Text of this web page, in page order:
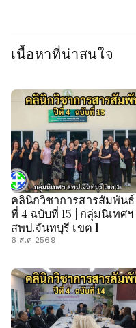
เนื้อหาที่น่าสนใจ
คลินิกวิชาการสารสัมพัน
ที่ 4 ฉบับที่ 15 | กลุ่มนิเทศฯ
สพป.จันทบุรี เขต 1
6 ส.ค 2569